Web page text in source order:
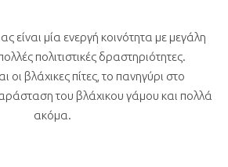
είναι μία ενεργή κοινότητα με μεγάλη
πολιτιστικές δραστηριότητες.
οι βλάχικες πίτες, το πανηγύρι στο
του βλάχικου γάμου και πολλά
ακόμα.